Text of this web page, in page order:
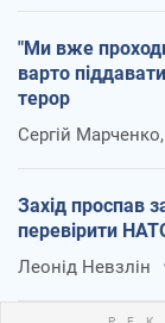
"Ми вже
варто
терор
Сергій
Захід проспав
перевірити
Леонід Невзлін